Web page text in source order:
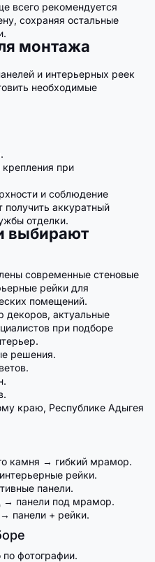
всего рекомендуется
сохраняя остальные
монтажа
и интерьерных реек
необходимые
при
и соблюдение
получить аккуратный
отделки.
выбирают
современные стеновые
рейки для
помещений.
актуальные
при подборе
решения.
краю, Республике Адыгея
камня → гибкий мрамор.
рейки.
панели.
→ панели под мрамор.
панели + рейки.
фотографии.